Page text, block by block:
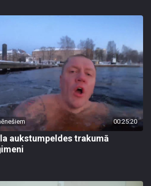
00:25:20
aukstumpeldes trakumā